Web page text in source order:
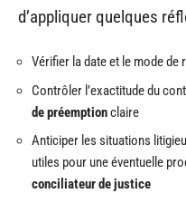
d’appliquer quelques
Vérifier la date et le mode
Contrôler l’exactitude du
de préemptionclaire
Anticiper les situations
utiles pour une éventuelle
conciliateur de justice